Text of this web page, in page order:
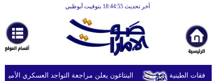
آخر تحديث 18:44:55 بتوقيت أبوظبي
أخبارعاجلة
رياضة
ثقافة
البنتاغون يعلن مراجعة التواجد العسكري الأميركي